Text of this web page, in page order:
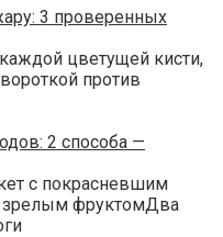
3 проверенных
цветущей кисти,
против
2 способа —
с покрасневшим
зрелым фруктомДва